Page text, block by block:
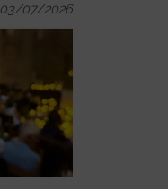
03/07/2026